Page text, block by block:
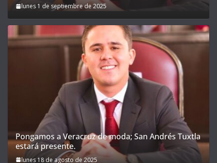
lunes 1 de septiembre de 2025
Pongamos a Veracruz de moda; San Andrés Tuxtla
estará presente.
lunes 18 de agosto de 2025